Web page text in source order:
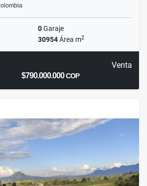
0Garaje
30954Área m2
Venta
$790.000.000COP